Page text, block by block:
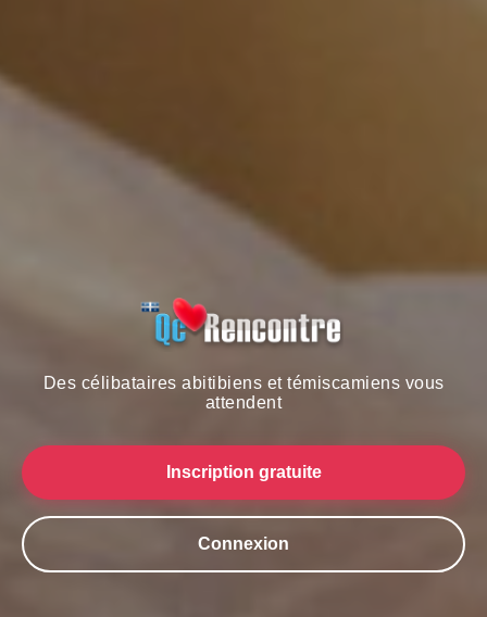
Des célibataires abitibiens et témiscamiens vous
attendent
Inscription gratuite
Connexion